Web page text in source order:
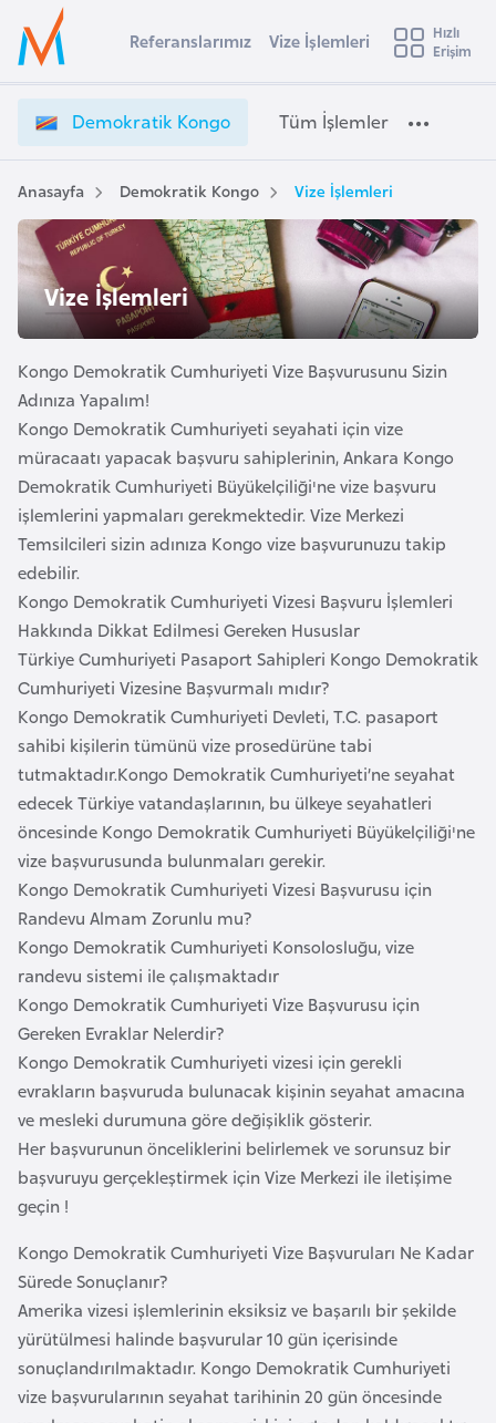
Ülke Seçimi
Başvuru yapmak istediğiniz ülkeyi seçin
Üye
Girişi
e
o
k
a
t
i
k
K
o
n
g
o
V
i
e
İ
l
e
m
l
e
r
i
e
ş
i
Referanslarımız Vize İşlemleri
Hızlı
Erişim
Demokratik Kongo Tüm İşlemler
Anasayfa Demokratik Kongo Vize İşlemleri
Vize İşlemleri
Kongo Demokratik Cumhuriyeti Vize Başvurusunu Sizin
Adınıza Yapalım!
Kongo Demokratik Cumhuriyeti seyahati için vize
müracaatı yapacak başvuru sahiplerinin, Ankara Kongo
Demokratik Cumhuriyeti Büyükelçiliği'ne vize başvuru
işlemlerini yapmaları gerekmektedir. Vize Merkezi
Temsilcileri sizin adınıza Kongo vize başvurunuzu takip
edebilir.
Kongo Demokratik Cumhuriyeti Vizesi Başvuru İşlemleri
Hakkında Dikkat Edilmesi Gereken Hususlar
Türkiye Cumhuriyeti Pasaport Sahipleri Kongo Demokratik
Cumhuriyeti Vizesine Başvurmalı mıdır?
Kongo Demokratik Cumhuriyeti Devleti, T.C. pasaport
sahibi kişilerin tümünü vize prosedürüne tabi
tutmaktadır.Kongo Demokratik Cumhuriyeti’ne seyahat
edecek Türkiye vatandaşlarının, bu ülkeye seyahatleri
öncesinde Kongo Demokratik Cumhuriyeti Büyükelçiliği'ne
vize başvurusunda bulunmaları gerekir.
Kongo Demokratik Cumhuriyeti Vizesi Başvurusu için
Randevu Almam Zorunlu mu?
Kongo Demokratik Cumhuriyeti Konsolosluğu, vize
randevu sistemi ile çalışmaktadır
Kongo Demokratik Cumhuriyeti Vize Başvurusu için
Gereken Evraklar Nelerdir?
Kongo Demokratik Cumhuriyeti vizesi için gerekli
evrakların başvuruda bulunacak kişinin seyahat amacına
ve mesleki durumuna göre değişiklik gösterir.
Her başvurunun önceliklerini belirlemek ve sorunsuz bir
başvuruyu gerçekleştirmek için Vize Merkezi ile iletişime
geçin !
Kongo Demokratik Cumhuriyeti Vize Başvuruları Ne Kadar
Sürede Sonuçlanır?
Amerika vizesi işlemlerinin eksiksiz ve başarılı bir şekilde
yürütülmesi halinde başvurular 10 gün içerisinde
sonuçlandırılmaktadır. Kongo Demokratik Cumhuriyeti
vize başvurularının seyahat tarihinin 20 gün öncesinde
s
t
r
a
A
v
u
t
r
A
z
e
r
b
a
y
c
a
n
B
a
h
r
e
y
n
B
a
n
g
l
a
d
e
ş